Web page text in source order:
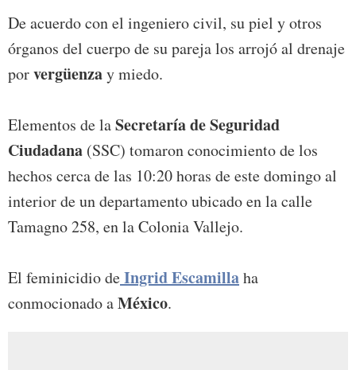
De acuerdo con el ingeniero civil, su piel y otros
órganos del cuerpo de su pareja los arrojó al drenaje
porvergüenzay miedo.
Elementos de laSecretaría de Seguridad
Ciudadana (SSC) tomaron conocimiento de los
hechos cerca de las 10:20 horas de este domingo al
interior de un departamento ubicado en la calle
Tamagno 258, en la Colonia Vallejo.
El feminicidio deIngrid Escamillaha
conmocionado aMéxico.